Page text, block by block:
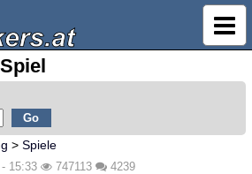
> Spiele
15:33 747113 4239